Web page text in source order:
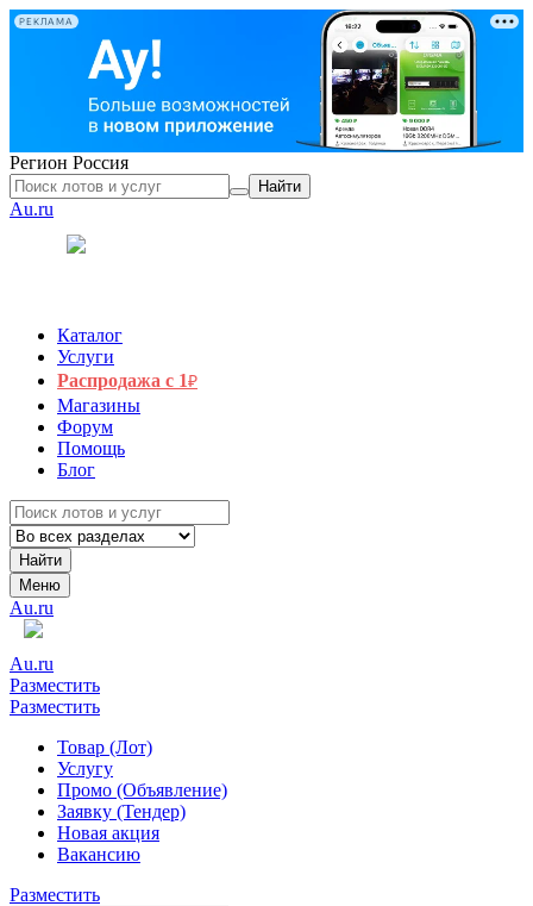
РЕКЛАМА
Регион Россия
Найти
Au.ru
Каталог
Услуги
Распродажа с 1₽
Магазины
Форум
Помощь
Блог
Найти
Меню
Au.ru
Au.ru
Разместить
Разместить
Товар (Лот)
Услугу
Промо (Объявление)
Заявку (Тендер)
Новая акция
Вакансию
Разместить